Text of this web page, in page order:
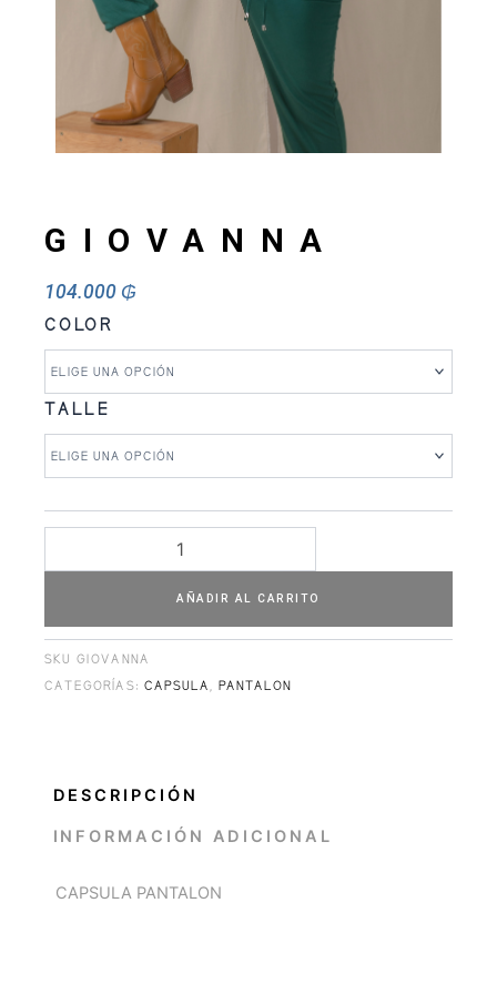
GIOVANNA
104.000 ₲
COLOR
TALLE
GIOVANNA
AÑADIR AL CARRITO
SKU GIOVANNA
CATEGORÍAS:CAPSULA, PANTALON
DESCRIPCIÓN
INFORMACIÓN ADICIONAL
CAPSULA PANTALON